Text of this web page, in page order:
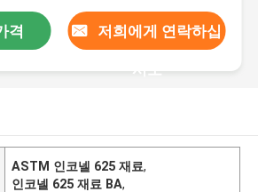
격 저희에게 연락하십
시오
ASTM 인코넬 625 재료,
인코넬 625 재료 BA,